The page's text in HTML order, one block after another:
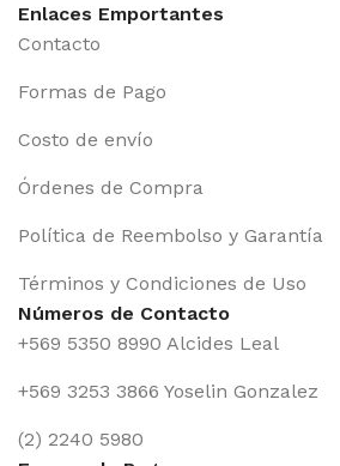
Enlaces Emportantes
Contacto
Formas de Pago
Costo de envío
Órdenes de Compra
Política de Reembolso y Garantía
Términos y Condiciones de Uso
Números de Contacto
+569 5350 8990 Alcides Leal
+569 3253 3866 Yoselin Gonzalez
(2) 2240 5980